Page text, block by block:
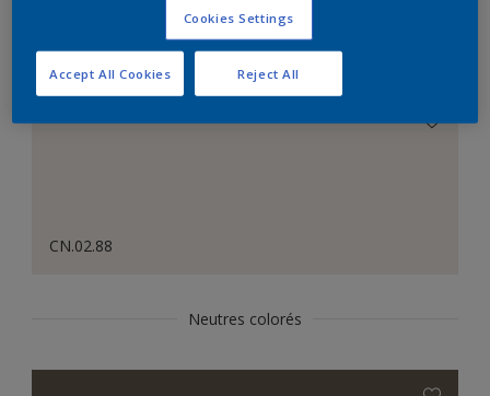
Le Blanc Parfait
CN.02.88
Neutres colorés
Cookies Settings
Reject All
Accept All Cookies